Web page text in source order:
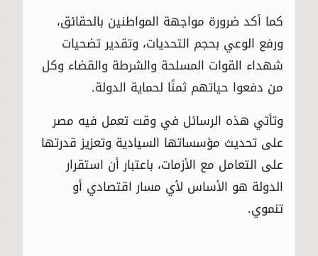
كما أكد ضرورة مواجهة المواطنين بالحقائق،
ورفع الوعي بحجم التحديات، وتقدير تضحيات
شهداء القوات المسلحة والشرطة والقضاء وكل
من دفعوا حياتهم ثمنًا لحماية الدولة.
وتأتي هذه الرسائل في وقت تعمل فيه مصر
على تحديث مؤسساتها السيادية وتعزيز قدرتها
على التعامل مع الأزمات، باعتبار أن استقرار
الدولة هو الأساس لأي مسار اقتصادي أو
تنموي.